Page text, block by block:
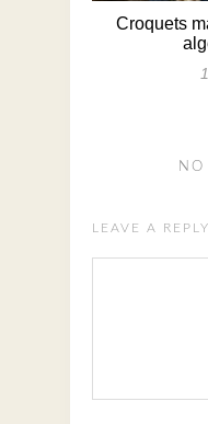
Croquets
LEAVE A REPLY